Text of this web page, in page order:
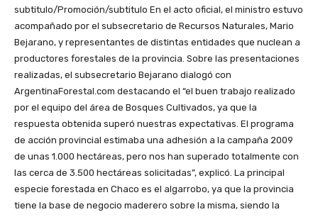
subtitulo/Promoción/subtitulo En el acto oficial, el ministro estuvo
acompañado por el subsecretario de Recursos Naturales, Mario
Bejarano, y representantes de distintas entidades que nuclean a
productores forestales de la provincia. Sobre las presentaciones
realizadas, el subsecretario Bejarano dialogó con
ArgentinaForestal.com destacando el “el buen trabajo realizado
por el equipo del área de Bosques Cultivados, ya que la
respuesta obtenida superó nuestras expectativas. El programa
de acción provincial estimaba una adhesión a la campaña 2009
de unas 1.000 hectáreas, pero nos han superado totalmente con
las cerca de 3.500 hectáreas solicitadas”, explicó. La principal
especie forestada en Chaco es el algarrobo, ya que la provincia
tiene la base de negocio maderero sobre la misma, siendo la